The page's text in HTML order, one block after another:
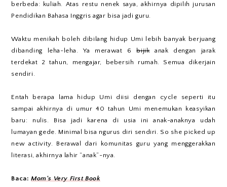
berbeda: kuliah. Atas restu nenek saya, akhirnya dipilih jurusan
Pendidikan Bahasa Inggris agar bisa jadi guru.
Waktu menikah boleh dibilang hidup Umi lebih banyak berjuang
dibanding leha-leha. Ya merawat 6bijikanak dengan jarak
terdekat 2 tahun, mengajar, bebersih rumah. Semua dikerjain
sendiri.
Entah berapa lama hidup Umi diisi dengan cycle seperti itu
sampai akhirnya di umur 40 tahun Umi menemukan keasyikan
baru: nulis. Bisa jadi karena di usia ini anak-anaknya udah
lumayan gede. Minimal bisa ngurus diri sendiri. So she picked up
new activity. Berawal dari komunitas guru yang menggerakkan
literasi, akhirnya lahir “anak”-nya.
Baca:Mom's Very First Book